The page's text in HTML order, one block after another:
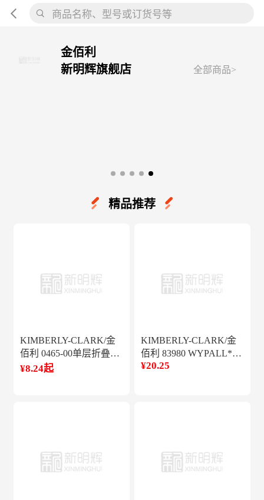
商品名称、型号或订货号等
金佰利
新明辉旗舰店
全部商品>
精品推荐
KIMBERLY-CLARK/金
佰利 0465-00单层折叠式
擦手纸（SH）
¥8.24起
KIMBERLY-CLARK/金
佰利 83980 WYPALL*劲
拭*超细纤维擦拭布
¥20.25